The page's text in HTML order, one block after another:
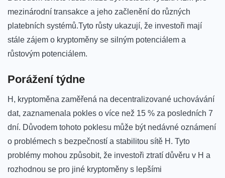
mezinárodní transakce‍ a jeho začlenění do různých
platebních systémů.Tyto růsty ukazují, že investoři mají
stále zájem o kryptoměny ⁣se silným potenciálem a
růstovým potenciálem.
Porážení týdne
H, ​kryptoměna zaměřená na decentralizované uchovávání
dat, zaznamenala pokles o více než 15 ‌% za posledních 7
dní. Důvodem tohoto poklesu ‍může být ⁢nedávné oznámení
o problémech s bezpečností a stabilitou sítě H. ⁢Tyto
problémy mohou způsobit, že⁣ investoři⁤ ztratí důvěru v H​ a
rozhodnou se pro ⁢jiné kryptoměny s lepšími